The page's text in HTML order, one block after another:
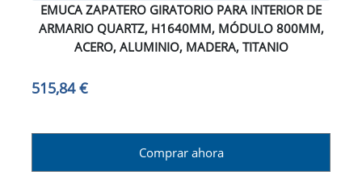
EMUCA ZAPATERO GIRATORIO PARA INTERIOR DE
ARMARIO QUARTZ, H1640MM, MÓDULO 800MM,
ACERO, ALUMINIO, MADERA, TITANIO
515,84 €
Comprar ahora